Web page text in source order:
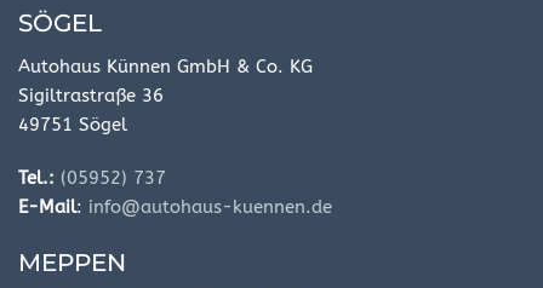
SÖGEL
Autohaus Künnen GmbH & Co. KG
Sigiltrastraße 36
49751 Sögel
Tel.: (05952) 737
E-Mail: info@autohaus-kuennen.de
MEPPEN